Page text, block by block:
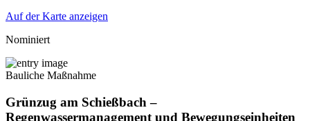
Auf der Karte anzeigen
Nominiert
Bauliche Maßnahme
Grünzug am Schießbach –
Regenwassermanagement und Bewegungseinheiten